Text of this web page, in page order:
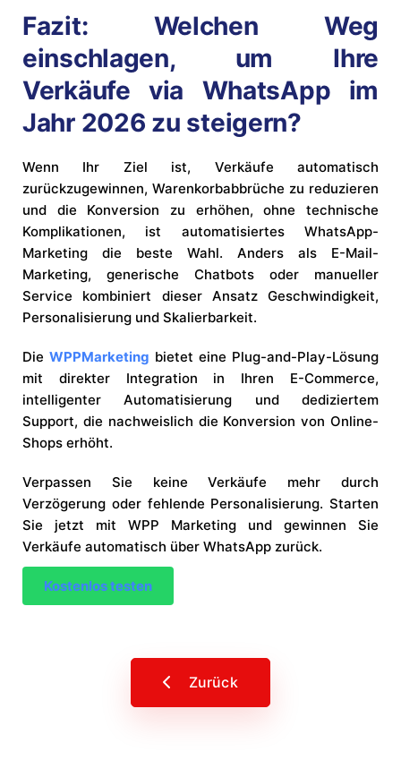
Fazit: Welchen Weg
einschlagen, um Ihre
Verkäufe via WhatsApp im
Jahr 2026 zu steigern?
Wenn Ihr Ziel ist, Verkäufe automatisch
zurückzugewinnen, Warenkorbabbrüche zu reduzieren
und die Konversion zu erhöhen, ohne technische
Komplikationen, ist automatisiertes WhatsApp-
Marketing die beste Wahl. Anders als E-Mail-
Marketing, generische Chatbots oder manueller
Service kombiniert dieser Ansatz Geschwindigkeit,
Personalisierung und Skalierbarkeit.
Die WPPMarketing bietet eine Plug-and-Play-Lösung
mit direkter Integration in Ihren E-Commerce,
intelligenter Automatisierung und dediziertem
Support, die nachweislich die Konversion von Online-
Shops erhöht.
Verpassen Sie keine Verkäufe mehr durch
Verzögerung oder fehlende Personalisierung. Starten
Sie jetzt mit WPP Marketing und gewinnen Sie
Verkäufe automatisch über WhatsApp zurück.
Kostenlos testen
Zurück